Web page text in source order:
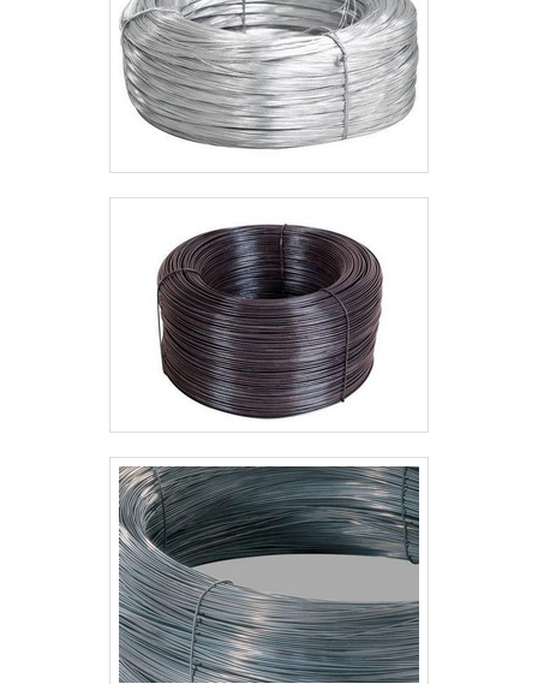
serviços e inovadora, padrões possíveis por
contar com escritório de alta qualidade onde são
realizadas as atividades e estrutura suficiente
para atender todas as demandas. Todos esses
fatores, agregados a uma equipe com
sucesso de cada cliente de ponta a ponta. Saiba
mais solicitando um orçamento!